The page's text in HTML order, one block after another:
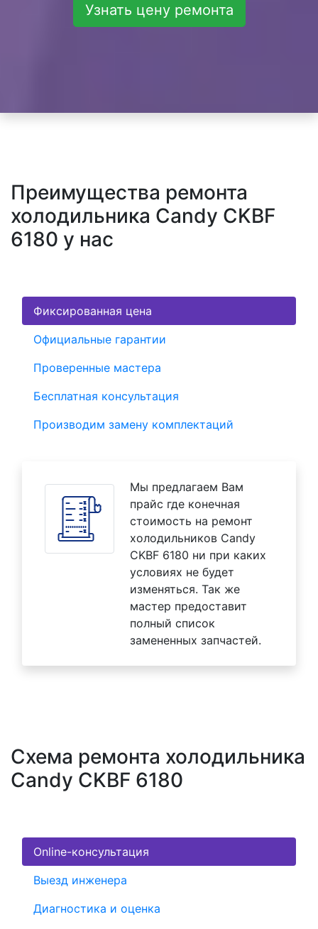
Узнать цену ремонта
Преимущества ремонта
холодильника Candy CKBF
6180 у нас
Фиксированная цена
Официальные гарантии
Проверенные мастера
Бесплатная консультация
Производим замену комплектаций
Мы предлагаем Вам
прайс где конечная
стоимость на ремонт
холодильников Candy
CKBF 6180 ни при каких
условиях не будет
изменяться. Так же
мастер предоставит
полный список
замененных запчастей.
Схема ремонта холодильника
Candy CKBF 6180
Online-консультация
Выезд инженера
Диагностика и оценка